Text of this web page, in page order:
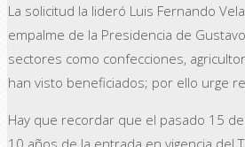
La solicitud la lideró Luis Fernando
empalme de la Presidencia de
sectores como confecciones,
han visto beneficiados; por ello urge
Hay que recordar que el pasado 15
10 años de la entrada en vigencia del